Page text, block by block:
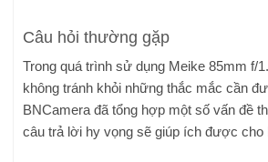
Câu hỏi thường gặp
Trong quá trình sử dụng Meike 85mm f/
không tránh khỏi những thắc mắc cần
BNCamera đã tổng hợp một số vấn đề
câu trả lời hy vọng sẽ giúp ích được cho